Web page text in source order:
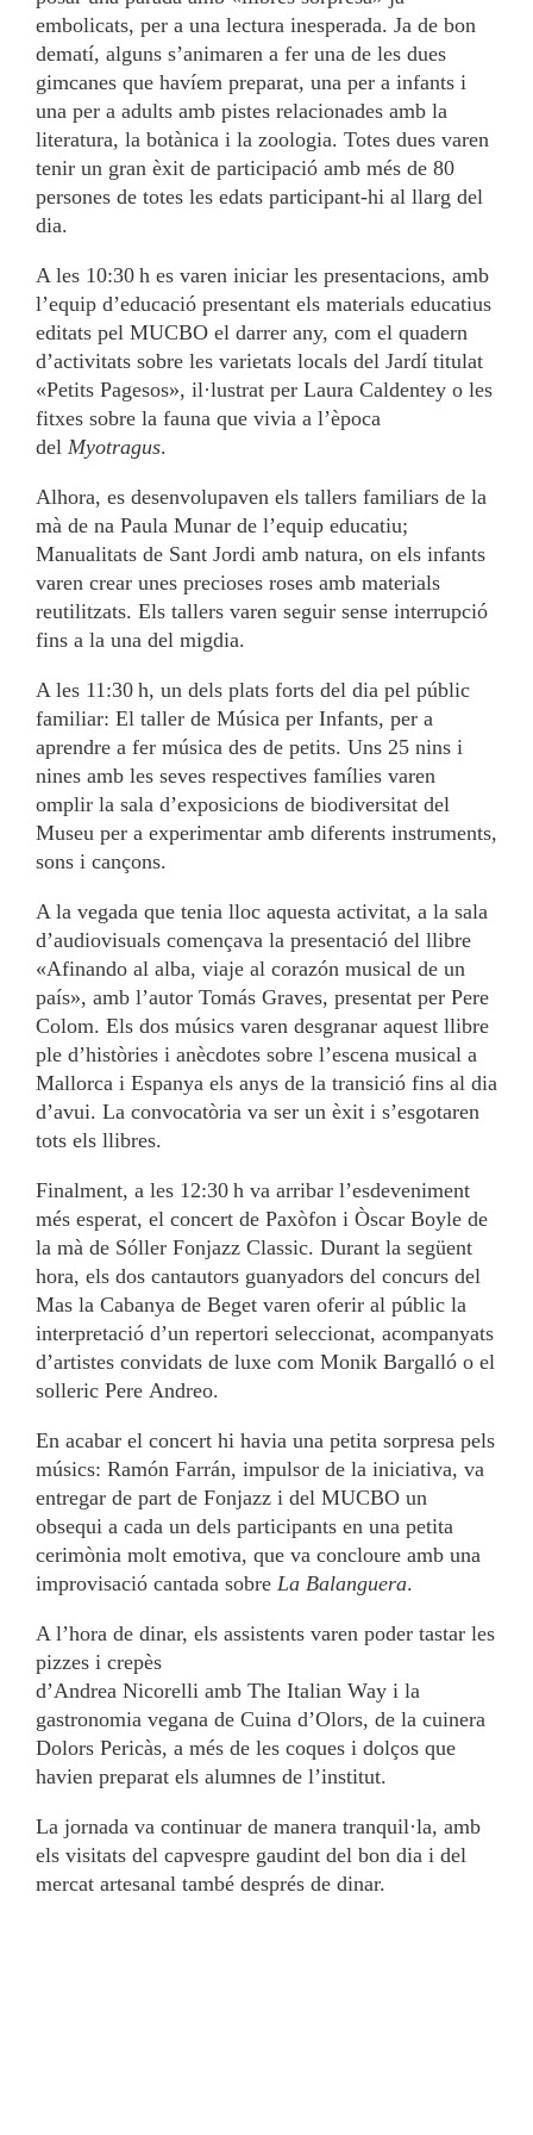
embolicats, per a una lectura inesperada. Ja de bon
dematí, alguns s’animaren a fer una de les dues
gimcanes que havíem preparat, una per a infants i
una per a adults amb pistes relacionades amb la
literatura, la botànica i la zoologia. Totes dues varen
tenir un gran èxit de participació amb més de 80
persones de totes les edats participant-hi al llarg del
dia.
A les 10:30 h es varen iniciar les presentacions, amb
l’equip d’educació presentant els materials educatius
editats pel MUCBO el darrer any, com el quadern
d’activitats sobre les varietats locals del Jardí titulat
«Petits Pagesos», il·lustrat per Laura Caldentey o les
fitxes sobre la fauna que vivia a l’època
del Myotragus.
Alhora, es desenvolupaven els tallers familiars de la
mà de na Paula Munar de l’equip educatiu;
Manualitats de Sant Jordi amb natura, on els infants
varen crear unes precioses roses amb materials
reutilitzats. Els tallers varen seguir sense interrupció
fins a la una del migdia.
A les 11:30 h, un dels plats forts del dia pel públic
familiar: El taller de Música per Infants, per a
aprendre a fer música des de petits. Uns 25 nins i
nines amb les seves respectives famílies varen
omplir la sala d’exposicions de biodiversitat del
Museu per a experimentar amb diferents instruments,
sons i cançons.
A la vegada que tenia lloc aquesta activitat, a la sala
d’audiovisuals començava la presentació del llibre
«Afinando al alba, viaje al corazón musical de un
país», amb l’autor Tomás Graves, presentat per Pere
Colom. Els dos músics varen desgranar aquest llibre
ple d’històries i anècdotes sobre l’escena musical a
Mallorca i Espanya els anys de la transició fins al dia
d’avui. La convocatòria va ser un èxit i s’esgotaren
tots els llibres.
Finalment, a les 12:30 h va arribar l’esdeveniment
més esperat, el concert de Paxòfon i Òscar Boyle de
la mà de Sóller Fonjazz Classic. Durant la següent
hora, els dos cantautors guanyadors del concurs del
Mas la Cabanya de Beget varen oferir al públic la
interpretació d’un repertori seleccionat, acompanyats
d’artistes convidats de luxe com Monik Bargalló o el
solleric Pere Andreo.
En acabar el concert hi havia una petita sorpresa pels
músics: Ramón Farrán, impulsor de la iniciativa, va
entregar de part de Fonjazz i del MUCBO un
obsequi a cada un dels participants en una petita
cerimònia molt emotiva, que va concloure amb una
improvisació cantada sobre La Balanguera.
A l’hora de dinar, els assistents varen poder tastar les
pizzes i crepès
d’Andrea Nicorelli amb The Italian Way i la
gastronomia vegana de Cuina d’Olors, de la cuinera
Dolors Pericàs, a més de les coques i dolços que
havien preparat els alumnes de l’institut.
La jornada va continuar de manera tranquil·la, amb
els visitats del capvespre gaudint del bon dia i del
mercat artesanal també després de dinar.